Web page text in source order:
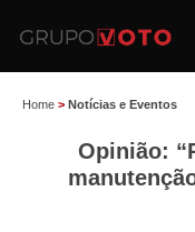
Home > Notícias e Eventos
Opinião: